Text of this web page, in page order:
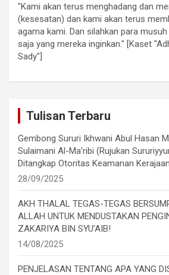
"Kami akan terus menghadang dan
(kesesatan) dan kami akan terus
agama kami. Dan silahkan para
saja yang mereka inginkan." [Kaset
Sady"]
Tulisan Terbaru
Gembong Sururi Ikhwani Abul Hasan
Sulaimani Al-Ma’ribi (Rujukan
Ditangkap Otoritas Keamanan
28/09/2025
AKH THALAL TEGAS-TEGAS
ALLAH UNTUK MENDUSTAKAN
ZAKARIYA BIN SYU’AIB!
14/08/2025
PENJELASAN TENTANG APA YANG